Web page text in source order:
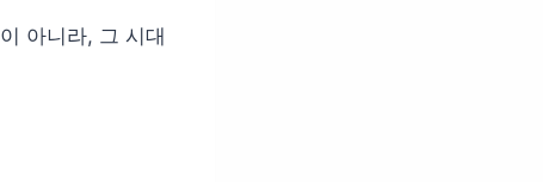
아니라, 그 시대